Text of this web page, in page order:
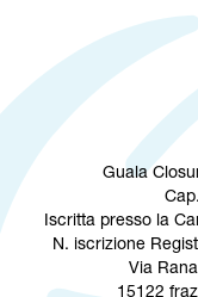
Guala
Iscritta presso la
N. iscrizione
Via
15122